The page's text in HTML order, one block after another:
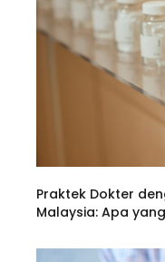
Praktek Dokter
Malaysia: Apa